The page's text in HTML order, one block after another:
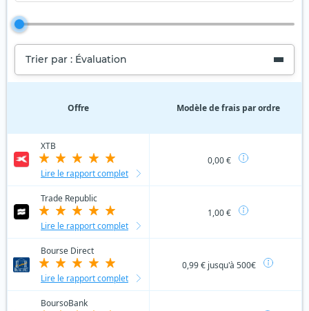
Trier par : Évaluation
Offre Modèle de frais par ordre
XTB
Lire le rapport complet
0,00 €
Trade Republic
Lire le rapport complet
1,00 €
Bourse Direct
Lire le rapport complet
0,99 € jusqu'à 500€
BoursoBank